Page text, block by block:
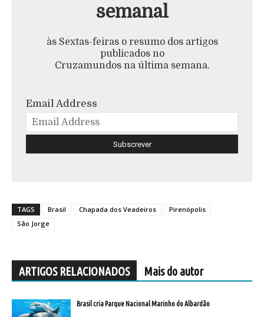
semanal
às Sextas-feiras o resumo dos artigos
publicados no
Cruzamundos na última semana.
Email Address
TAGS Brasil Chapada dos Veadeiros
Pirenópolis
São Jorge
ARTIGOS RELACIONADOS Mais do autor
Brasil cria Parque Nacional Marinho do Albardão